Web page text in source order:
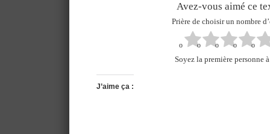
Avez-vous aimé ce
Prière de choisir un nombre
Soyez la première personne
J’aime ça :